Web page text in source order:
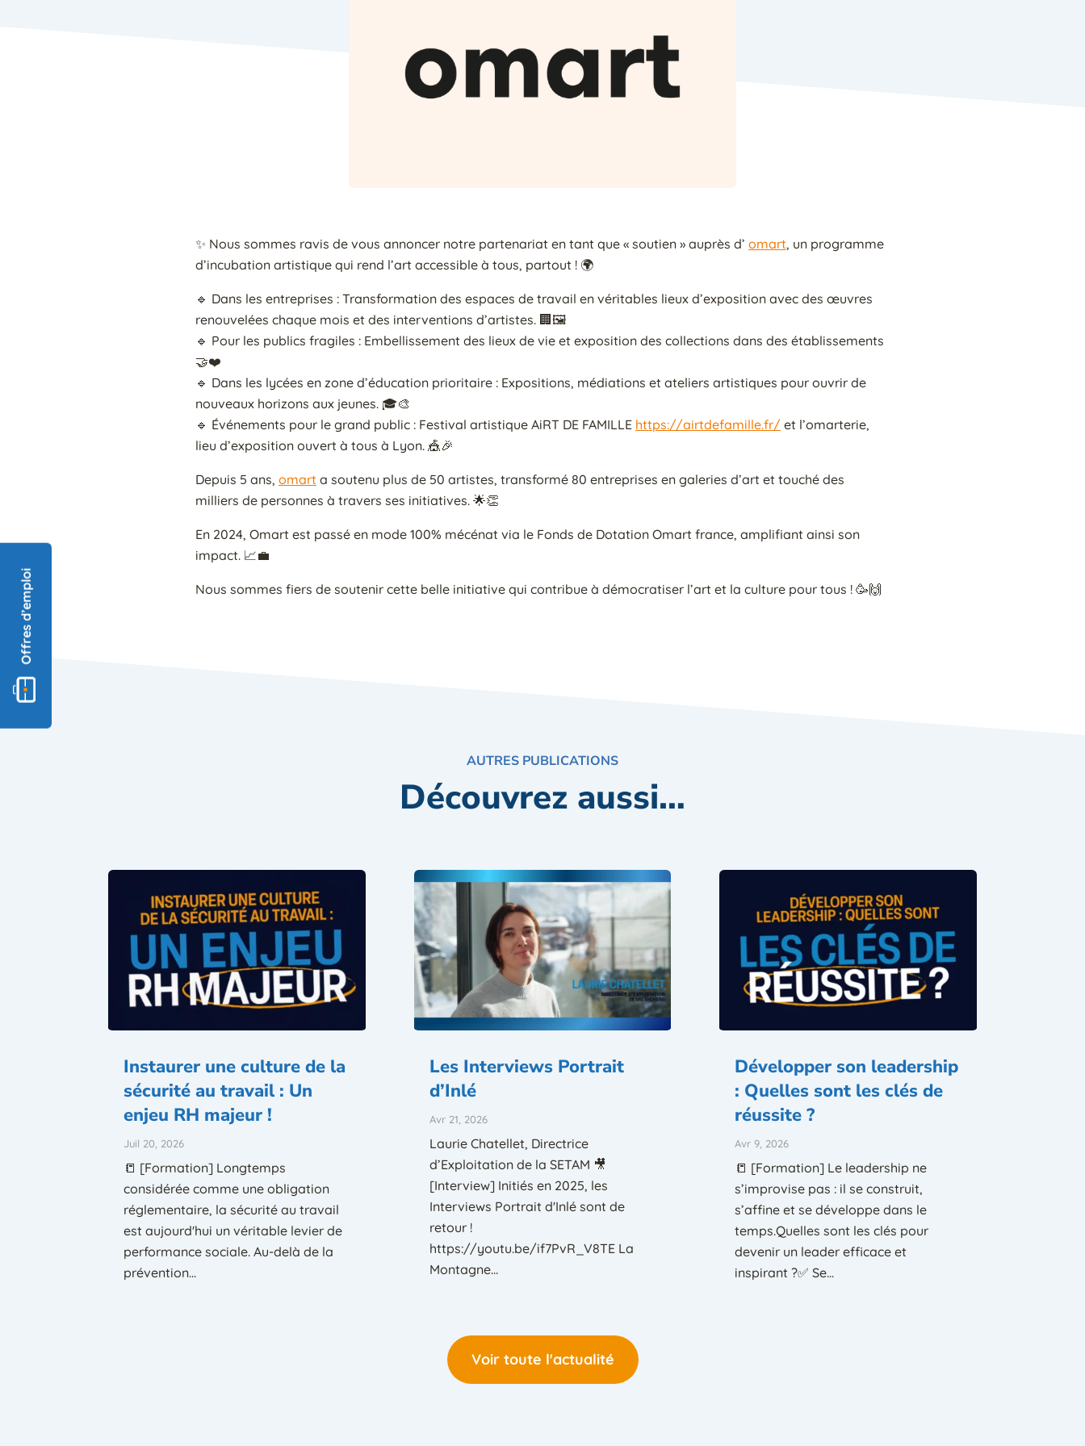
✨ Nous sommes ravis de vous annoncer notre partenariat en tant que « soutien » auprès d’ omart, un programme
d’incubation artistique qui rend l’art accessible à tous, partout ! 🌍
🔹 Dans les entreprises : Transformation des espaces de travail en véritables lieux d’exposition avec des œuvres
renouvelées chaque mois et des interventions d’artistes. 🏢🖼️
🔹 Pour les publics fragiles : Embellissement des lieux de vie et exposition des collections dans des établissements
🤝❤️
🔹 Dans les lycées en zone d’éducation prioritaire : Expositions, médiations et ateliers artistiques pour ouvrir de
nouveaux horizons aux jeunes. 🎓🎨
🔹 Événements pour le grand public : Festival artistique AiRT DE FAMILLE https://airtdefamille.fr/et l’omarterie,
lieu d’exposition ouvert à tous à Lyon. 🎪🎉
Depuis 5 ans, omarta soutenu plus de 50 artistes, transformé 80 entreprises en galeries d’art et touché des
milliers de personnes à travers ses initiatives. 🌟👏
En 2024, Omart est passé en mode 100% mécénat via le Fonds de Dotation Omart france, amplifiant ainsi son
impact. 📈💼
Nous sommes fiers de soutenir cette belle initiative qui contribue à démocratiser l’art et la culture pour tous ! 🥳🙌
AUTRES PUBLICATIONS
Découvrez aussi…
Instaurer une culture de la
sécurité au travail : Un
enjeu RH majeur !
Juil 20, 2026
📒 [Formation] Longtemps
considérée comme une obligation
réglementaire, la sécurité au travail
est aujourd'hui un véritable levier de
performance sociale. Au-delà de la
prévention...
Les Interviews Portrait
d’Inlé
Avr 21, 2026
Laurie Chatellet, Directrice
d’Exploitation de la SETAM 🎥
[Interview] Initiés en 2025, les
Interviews Portrait d'Inlé sont de
retour !
https://youtu.be/if7PvR_V8TE La
Montagne...
Développer son leadership
: Quelles sont les clés de
réussite ?
Avr 9, 2026
📒 [Formation] Le leadership ne
s’improvise pas : il se construit,
s’affine et se développe dans le
temps.Quelles sont les clés pour
devenir un leader efficace et
inspirant ?✅ Se...
Voir toute l'actualité
Offres d’emploi